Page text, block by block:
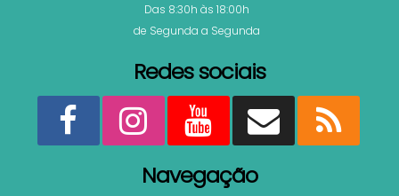
Das 8:30h às 18:00h
de Segunda a Segunda
Redes sociais
Navegação